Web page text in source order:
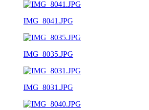
IMG_8041.JPG
IMG_8035.JPG
IMG_8031.JPG